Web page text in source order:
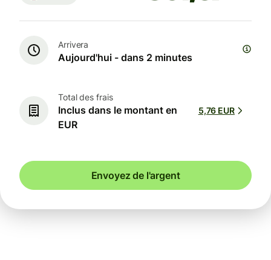
Arrivera
Aujourd'hui - dans 2 minutes
Total des frais
Inclus dans le montant en
EUR
5,76 EUR
Envoyez de l'argent